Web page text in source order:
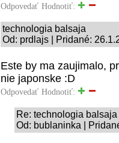
Odpovedať Hodnotiť:
technologia balsaja
Od: prdlajs | Pridané:
Este by ma zaujimalo,
nie japonske :D
Odpovedať Hodnotiť:
Re: technologia balsaja
Od: bublaninka |